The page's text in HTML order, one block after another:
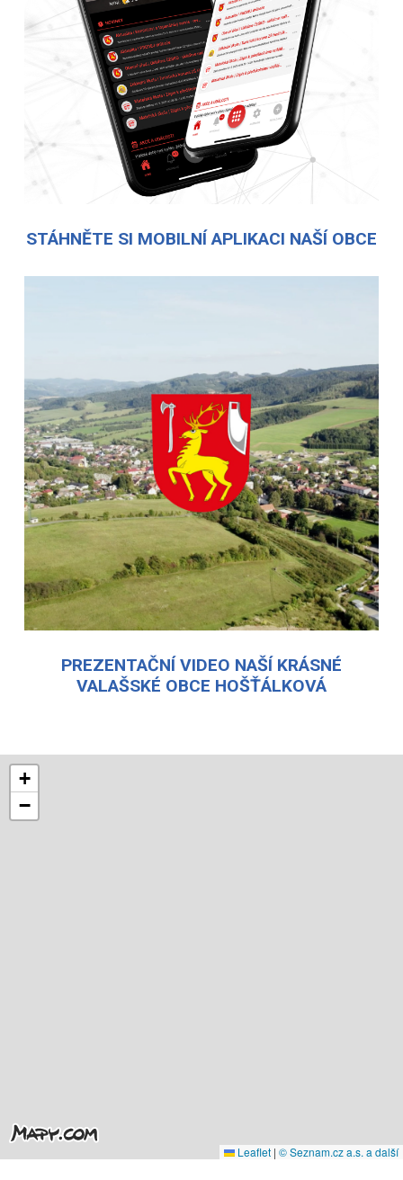
STÁHNĚTE SI MOBILNÍ APLIKACI NAŠÍ OBCE
PREZENTAČNÍ VIDEO NAŠÍ KRÁSNÉ
VALAŠSKÉ OBCE HOŠŤÁLKOVÁ
+
−
Leaflet | © Seznam.cz a.s. a další